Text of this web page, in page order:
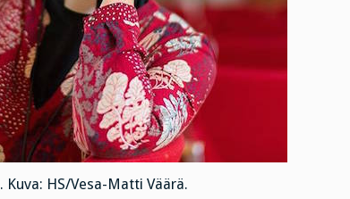
Kuva: HS/Vesa-Matti Väärä.